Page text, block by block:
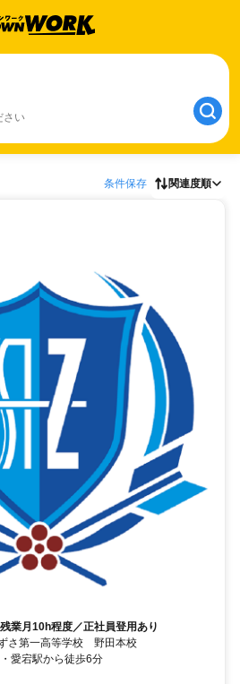
さい
条件保存 関連度順
業月10h程度／正社員登用あり
さ第一高等学校 野田本校
愛宕駅から徒歩6分